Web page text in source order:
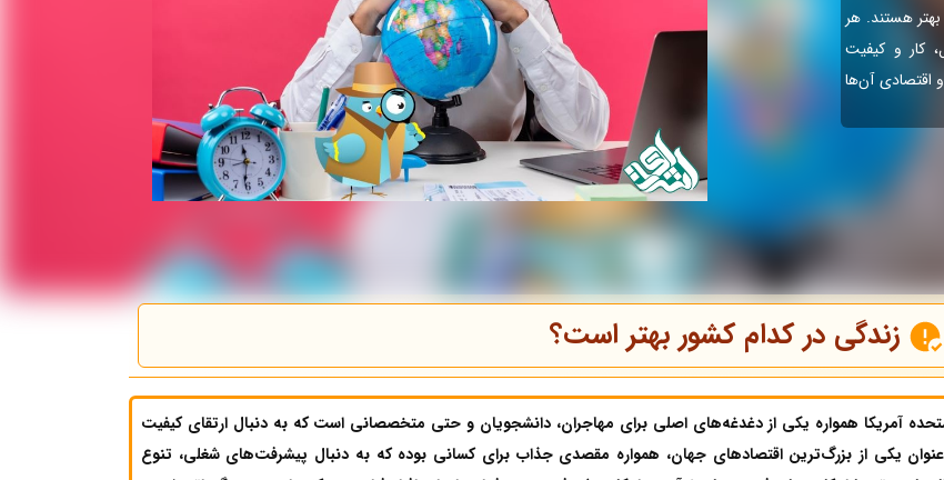
هستند. هر
کار و کیفیت
اقتصادی آن‌ها
زندگی در کدام کشور بهتر است؟
آمریکا همواره یکی از دغدغه‌های اصلی برای مهاجران، دانشجویان و حتی متخصصانی است که به دنبال ارتقای کیفیت
یکی از بزرگ‌ترین اقتصادهای جهان، همواره مقصدی جذاب برای کسانی بوده که به دنبال پیشرفت‌های شغلی، تنوع